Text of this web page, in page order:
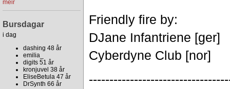
meir
Bursdagar
i dag
dashing 48 år
emilia_
digits 51 år
kronjuvel 38 år
EliseBetula 47 år
DrSynth 66 år
Friendly fire by:
DJane Infantriene [ger]
Cyberdyne Club [nor]
--------------------------